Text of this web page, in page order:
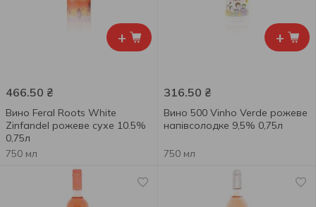
+
466.50 ₴
Вино Feral Roots White
Zinfandel рожеве сухе 10.5%
0,75л
750 мл
+
316.50 ₴
Вино 500 Vinho Verde рожеве
напівсолодке 9,5% 0,75л
750 мл